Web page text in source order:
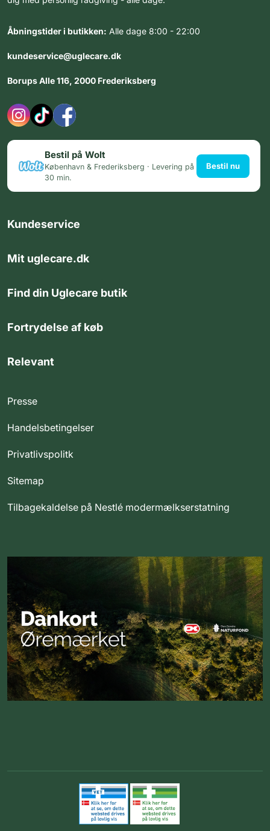
Åbningstider i butikken: Alle dage 8:00 - 22:00
kundeservice@uglecare.dk
Borups Alle 116, 2000 Frederiksberg
Bestil på Wolt
København & Frederiksberg · Levering på
30 min.
Bestil nu
Kundeservice
Mit uglecare.dk
Find din Uglecare butik
Fortrydelse af køb
Relevant
Presse
Handelsbetingelser
Privatlivspolitk
Sitemap
Tilbagekaldelse på Nestlé modermælkserstatning